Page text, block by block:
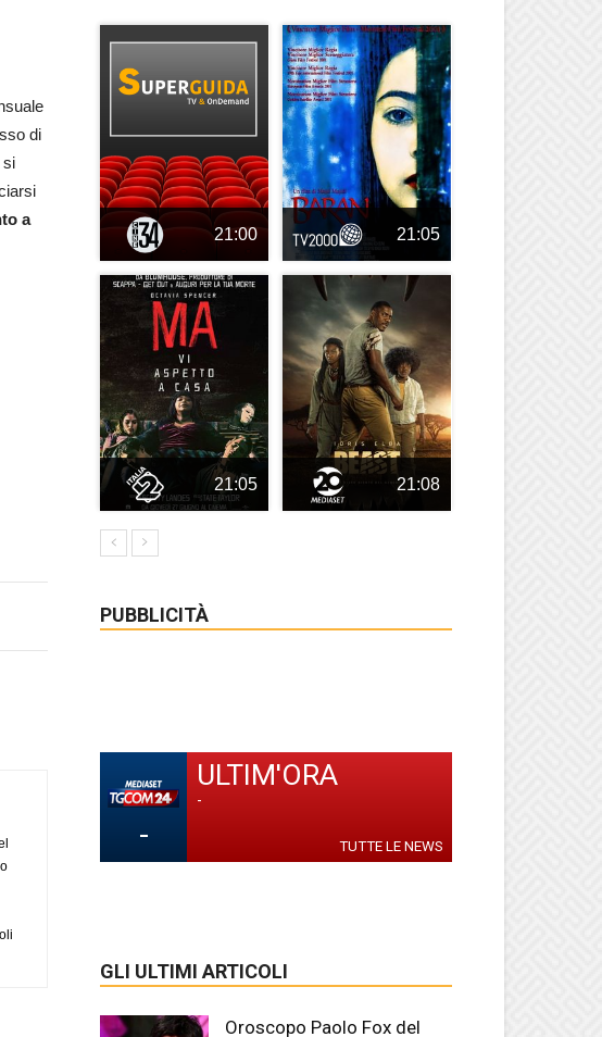
di
si
a
21:00 21:05
21:05 21:08
PUBBLICITÀ
-
ULTIM'ORA
-
TUTTE LE NEWS
GLI ULTIMI ARTICOLI
Oroscopo Paolo Fox del